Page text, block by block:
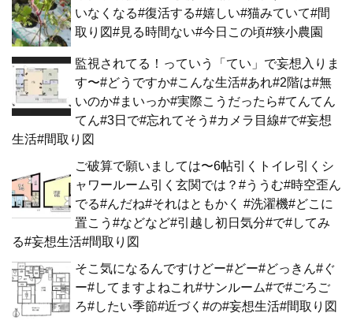
いなくなる#復活する#嬉しい#猫みていて#間
取り図#見る時間ない#今日この頃#狭小農園
監視されてる！っていう「てい」で妄想入りま
す〜#どうですか#こんな生活#あれ#2階は#無
いのか#まいっか#実際こうだったら#てんてん
てん#3日で#忘れてそう#カメラ目線#で#妄想
生活#間取り図
ご破算で願いましては〜6帖引くトイレ引くシ
ャワールーム引く玄関では？#ううむ#時空歪ん
でる#んだね#それはともかく #洗濯機#どこに
置こう#などなど#引越し初日気分#で#してみ
る#妄想生活#間取り図
そこ気になるんですけどー#どー#どっきん#ぐ
ー#してますよねこれ#サンルーム#で#ごろご
ろ#したい季節#近づく#の#妄想生活#間取り図